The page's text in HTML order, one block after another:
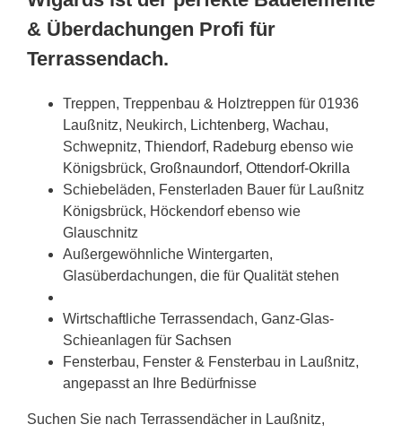
& Überdachungen Profi für
Terrassendach.
Treppen, Treppenbau & Holztreppen für 01936
Laußnitz, Neukirch, Lichtenberg, Wachau,
Schwepnitz, Thiendorf, Radeburg ebenso wie
Königsbrück, Großnaundorf, Ottendorf-Okrilla
Schiebeläden, Fensterladen Bauer für Laußnitz
Königsbrück, Höckendorf ebenso wie
Glauschnitz
Außergewöhnliche Wintergarten,
Glasüberdachungen, die für Qualität stehen
Wirtschaftliche Terrassendach, Ganz-Glas-
Schieanlagen für Sachsen
Fensterbau, Fenster & Fensterbau in Laußnitz,
angepasst an Ihre Bedürfnisse
Suchen Sie nach Terrassendächer in Laußnitz,